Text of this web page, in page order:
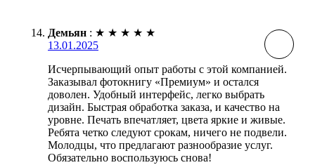
Демьян : ★ ★ ★ ★ ★
13.01.2025
Исчерпывающий опыт работы с этой компанией.
Заказывал фотокнигу «Премиум» и остался
доволен. Удобный интерфейс, легко выбрать
дизайн. Быстрая обработка заказа, и качество на
уровне. Печать впечатляет, цвета яркие и живые.
Ребята четко следуют срокам, ничего не подвели.
Молодцы, что предлагают разнообразие услуг.
Обязательно воспользуюсь снова!